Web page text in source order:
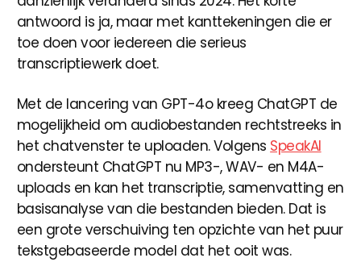
antwoord is ja, maar met kanttekeningen die er
toe doen voor iedereen die serieus
transcriptiewerk doet.
Met de lancering van GPT-4o kreeg ChatGPT de
mogelijkheid om audiobestanden rechtstreeks in
het chatvenster te uploaden. Volgens SpeakAI
ondersteunt ChatGPT nu MP3-, WAV- en M4A-
uploads en kan het transcriptie, samenvatting en
basisanalyse van die bestanden bieden. Dat is
een grote verschuiving ten opzichte van het puur
tekstgebaseerde model dat het ooit was.